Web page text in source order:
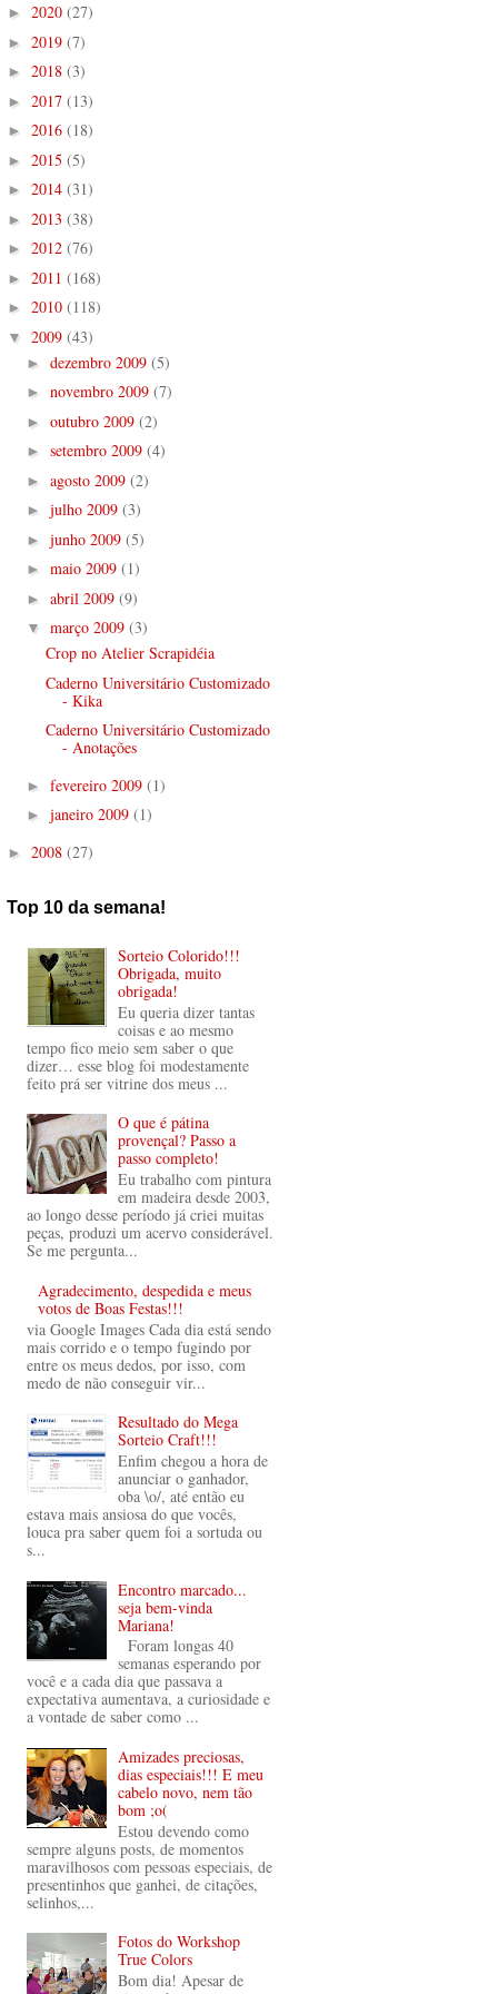
► 2020 (27)
► 2019 (7)
► 2018 (3)
► 2017 (13)
► 2016 (18)
► 2015 (5)
► 2014 (31)
► 2013 (38)
► 2012 (76)
► 2011 (168)
► 2010 (118)
▼ 2009 (43)
► dezembro 2009 (5)
► novembro 2009 (7)
► outubro 2009 (2)
► setembro 2009 (4)
► agosto 2009 (2)
► julho 2009 (3)
► junho 2009 (5)
► maio 2009 (1)
► abril 2009 (9)
▼ março 2009 (3)
Crop no Atelier Scrapidéia
Caderno Universitário Customizado
- Kika
Caderno Universitário Customizado
- Anotações
► fevereiro 2009 (1)
► janeiro 2009 (1)
► 2008 (27)
Top 10 da semana!
Sorteio Colorido!!!
Obrigada, muito
obrigada!
Eu queria dizer tantas
coisas e ao mesmo
tempo fico meio sem saber o que
dizer… esse blog foi modestamente
feito prá ser vitrine dos meus ...
O que é pátina
provençal? Passo a
passo completo!
Eu trabalho com pintura
em madeira desde 2003,
ao longo desse período já criei muitas
peças, produzi um acervo considerável.
Se me pergunta...
Agradecimento, despedida e meus
votos de Boas Festas!!!
via Google Images Cada dia está sendo
mais corrido e o tempo fugindo por
entre os meus dedos, por isso, com
medo de não conseguir vir...
Resultado do Mega
Sorteio Craft!!!
Enfim chegou a hora de
anunciar o ganhador,
oba \o/, até então eu
estava mais ansiosa do que vocês,
louca pra saber quem foi a sortuda ou
s...
Encontro marcado...
seja bem-vinda
Mariana!
Foram longas 40
semanas esperando por
você e a cada dia que passava a
expectativa aumentava, a curiosidade e
a vontade de saber como ...
Amizades preciosas,
dias especiais!!! E meu
cabelo novo, nem tão
bom ;o(
Estou devendo como
sempre alguns posts, de momentos
maravilhosos com pessoas especiais, de
presentinhos que ganhei, de citações,
selinhos,...
Fotos do Workshop
True Colors
Bom dia! Apesar de